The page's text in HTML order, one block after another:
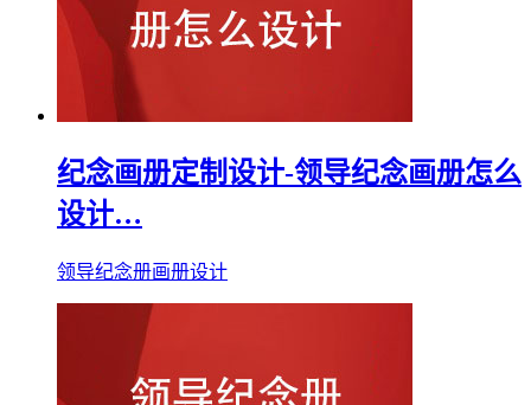
纪念画册定制设计-领导纪念画册怎么
设计…
领导纪念册画册设计